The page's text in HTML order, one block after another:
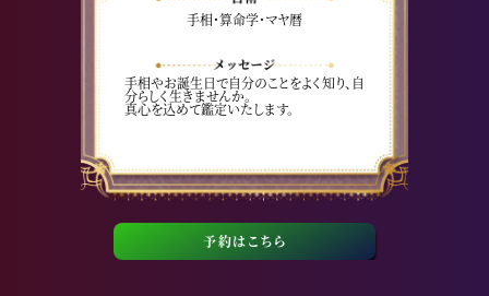
手相・算命学・マヤ暦
手相やお誕生日で自分のことをよく知り、自
分らしく生きませんか。
真心を込めて鑑定いたします。
予約はこちら